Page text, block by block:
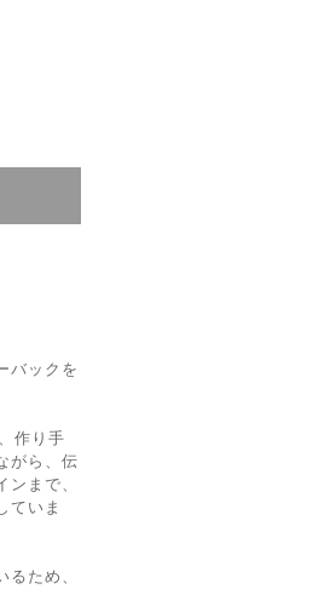
バックを
作り手
がら、伝
まで、
ていま
ため、